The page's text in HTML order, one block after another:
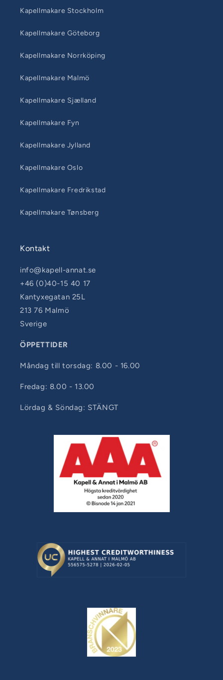
Kapellmakare Stockholm
Kapellmakare Göteborg
Kapellmakare Norrköping
Kapellmakare Malmö
Kapellmakare Sjælland
Kapellmakare Fyn
Kapellmakare Jylland
Kapellmakare Oslo
Kapellmakare Fredrikstad
Kapellmakare Tønsberg
Kontakt
info@kapell-annat.se
+46 (0)40-15 40 17
Kantyxegatan 25L
213 76 Malmö
Sverige
ÖPPETTIDER
Måndag till torsdag: 8.00 - 16.00
Fredag: 8.00 - 13.00
Lördag & Söndag: STÄNGT